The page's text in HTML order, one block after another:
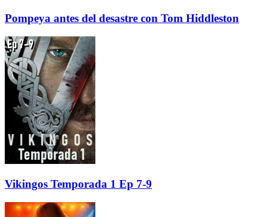
Pompeya antes del desastre con Tom Hiddleston
Vikingos Temporada 1 Ep 7-9